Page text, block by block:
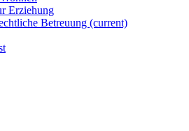
Erziehung
Betreuung (current)